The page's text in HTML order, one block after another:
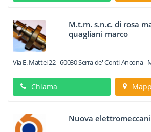
M.t.m. s.n.c. di rosa
quagliani marco
Via E. Mattei 22-60030Serra de' ContiAncona -
Chiama
Nuova